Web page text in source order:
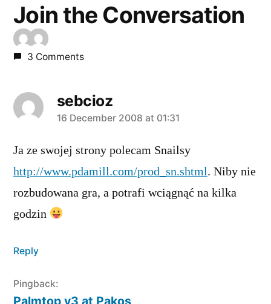
Join the Conversation
3 Comments
sebcioz
says:
16 December 2008 at 01:31
Ja ze swojej strony polecam Snailsy
http://www.pdamill.com/prod_sn.shtml. Niby nie
rozbudowana gra, a potrafi wciągnąć na kilka
godzin
Reply
Pingback:
Palmtop v3 at Pakos